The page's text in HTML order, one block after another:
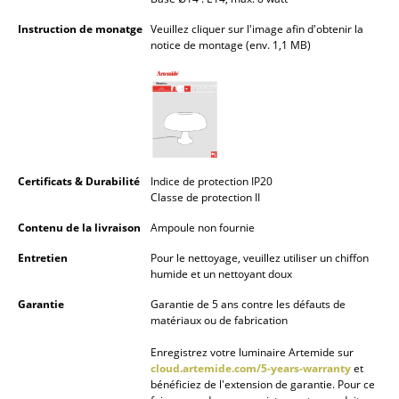
... voir tous les luminaires
Lits enfants
Tables de chevet et Accessoires de lit
... voir tous les lits
Instruction de monatge Veuillez cliquer sur l'image afin d'obtenir la
notice de montage (env. 1,1 MB)
Certificats & Durabilité
Indice de protection IP20
Classe de protection II
Contenu de la livraison
Ampoule non fournie
Entretien
Pour le nettoyage, veuillez utiliser un chiffon
humide et un nettoyant doux
Garantie
Garantie de 5 ans contre les défauts de
matériaux ou de fabrication
Enregistrez votre luminaire Artemide sur
cloud.artemide.com/5-years-warrantyet
bénéficiez de l'extension de garantie. Pour ce